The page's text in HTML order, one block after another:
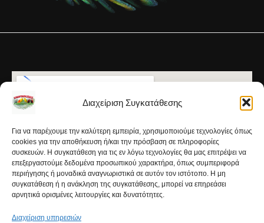
Διαχείριση Συγκατάθεσης
Για να παρέχουμε την καλύτερη εμπειρία, χρησιμοποιούμε τεχνολογίες όπως
cookies για την αποθήκευση ή/και την πρόσβαση σε πληροφορίες
συσκευών. Η συγκατάθεση για τις εν λόγω τεχνολογίες θα μας επιτρέψει να
επεξεργαστούμε δεδομένα προσωπικού χαρακτήρα, όπως συμπεριφορά
περιήγησης ή μοναδικά αναγνωριστικά σε αυτόν τον ιστότοπο. Η μη
συγκατάθεση ή η ανάκληση της συγκατάθεσης, μπορεί να επηρεάσει
αρνητικά ορισμένες λειτουργίες και δυνατότητες.
Διαχείριση υπηρεσιών